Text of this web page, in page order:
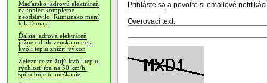
Maďarsko jadrovú elektráreň
nakoniec kompletne
neodstavilo, Rumunsko mení
tok Dunaja
Ďalšia jadrová elektráreň
južne od Slovenska musela
kvôli teplu znížiť výkon
Železnice znižujú kvôli teplu
rýchlosť iba na 50 km/h,
spôsobuje to meškanie
Prihláste sa a povoľte si emailové
Overovací text: